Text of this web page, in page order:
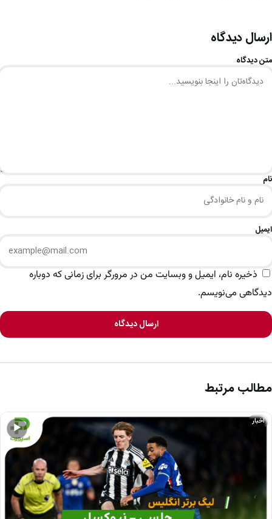
ارسال دیدگاه
متن دیدگاه
نام
ایمیل
ذخیره نام، ایمیل و وبسایت من در مرورگر برای زمانی که دوباره
دیدگاهی می‌نویسم.
ارسال دیدگاه
مطالب مرتبط
▶
اخبار